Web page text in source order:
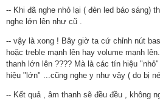
-- Khi đã nghe nhỏ lại ( đèn led báo sáng)
nghe lớn lên như cũ .
-- vậy là xong ! Bây giờ ta cứ chỉnh nút
hoặc treble mạnh lên hay volume mạnh
thanh lớn lên ???? Mà là các tín hiệu
hiệu "lớn" ...cũng nghe y như vậy ( do bị
-- Kết quả , âm thanh sẽ đều đều , không